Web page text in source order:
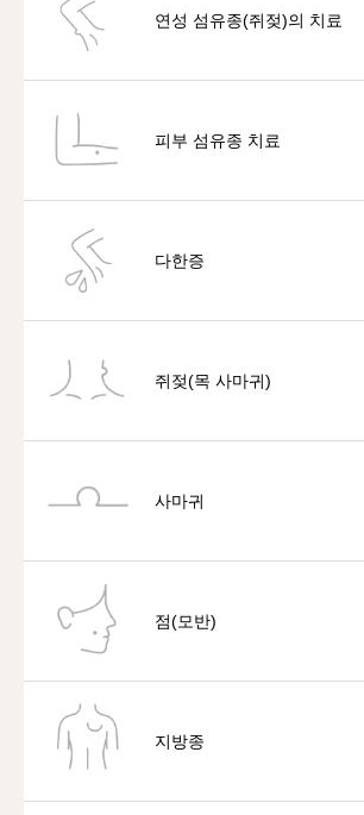
연성 섬유종(쥐젖)의 치료
피부 섬유종 치료
다한증
쥐젖(목 사마귀)
사마귀
점(모반)
지방종